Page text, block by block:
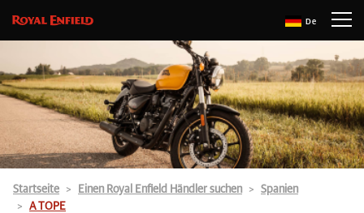
De
Startseite Einen Royal Enfield Händler suchen
Spanien
A TOPE